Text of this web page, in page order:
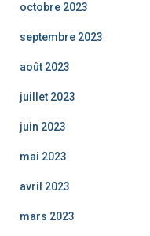
octobre 2023
septembre 2023
août 2023
juillet 2023
juin 2023
mai 2023
avril 2023
mars 2023